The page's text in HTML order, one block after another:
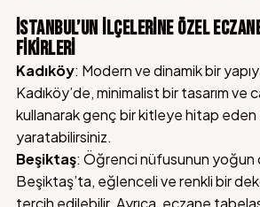
İSTANBUL’UN İLÇELERINE ÖZEL
FIKIRLERI
Kadıköy: Modern ve dinamik bir
Kadıköy’de, minimalist bir tasarım ve
kullanarak genç bir kitleye hitap
yaratabilirsiniz.
Beşiktaş: Öğrenci nüfusunun yoğun
Beşiktaş’ta, eğlenceli ve renkli bir
tercih edilebilir. Ayrıca, eczane